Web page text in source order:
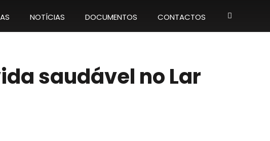
NOTÍCIAS DOCUMENTOS CONTACTOS
saudável no Lar